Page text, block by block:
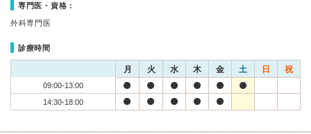
専門医・資格：
外科専門医
診療時間
月 火 水 木 金 土 日 祝
09:00-13:00
14:30-18:00